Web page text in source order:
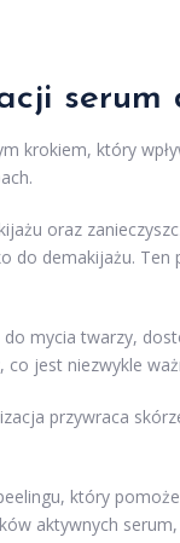
serum
krokiem, który
oraz
do demakijażu. Ten
do mycia twarzy,
jest niezwykle
przywraca
który
aktywnych